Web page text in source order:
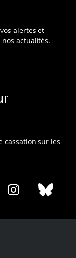
alertes et
actualités.
cassation sur les
Share
Instagram